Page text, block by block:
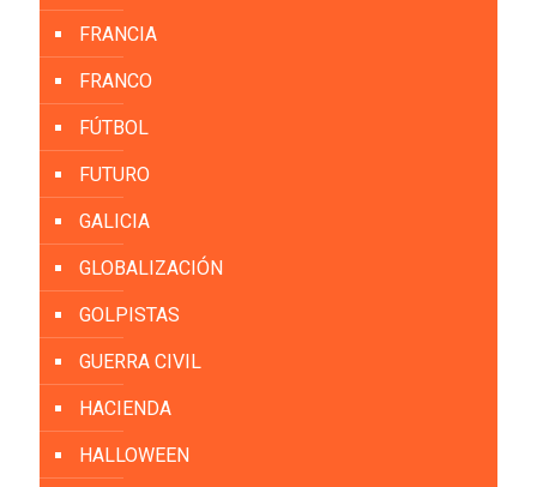
FRANCIA
FRANCO
FÚTBOL
FUTURO
GALICIA
GLOBALIZACIÓN
GOLPISTAS
GUERRA CIVIL
HACIENDA
HALLOWEEN